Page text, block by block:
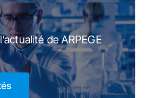
de ARPEGE